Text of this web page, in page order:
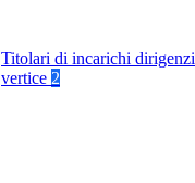
Titolari di incarichi
vertice 2